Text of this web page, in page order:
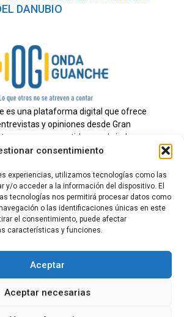
consentimiento
experiencias, utilizamos tecnologías como las
y/o acceder a la información del dispositivo. El
tecnologías nos permitirá procesar datos como
o las identificaciones únicas en este
el consentimiento, puede afectar
características y funciones.
Aceptar
Aceptar necesarias
DANUBIO
es una plataforma digital que ofrece
y opiniones desde Gran
comprometidos con brindar
y un periodismo independiente a